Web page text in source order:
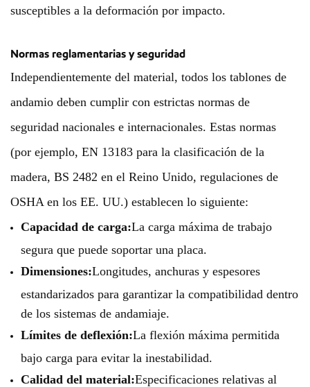
susceptibles a la deformación por impacto.
Normas reglamentarias y seguridad
Independientemente del material, todos los tablones de
andamio deben cumplir con estrictas normas de
seguridad nacionales e internacionales. Estas normas
(por ejemplo, EN 13183 para la clasificación de la
madera, BS 2482 en el Reino Unido, regulaciones de
OSHA en los EE. UU.) establecen lo siguiente:
Capacidad de carga:La carga máxima de trabajo
segura que puede soportar una placa.
Dimensiones:Longitudes, anchuras y espesores
estandarizados para garantizar la compatibilidad dentro
de los sistemas de andamiaje.
Límites de deflexión:La flexión máxima permitida
bajo carga para evitar la inestabilidad.
Calidad del material:Especificaciones relativas al